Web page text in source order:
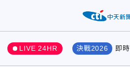
LIVE 24HR 決戰2026 即時